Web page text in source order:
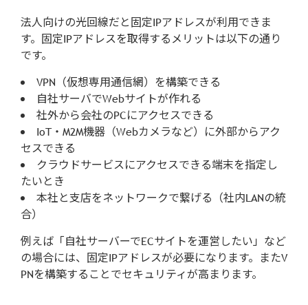
法人向けの光回線だと固定IPアドレスが利用できま
す。固定IPアドレスを取得するメリットは以下の通り
です。
VPN（仮想専用通信網）を構築できる
自社サーバでWebサイトが作れる
社外から会社のPCにアクセスできる
IoT・M2M機器（Webカメラなど）に外部からアク
セスできる
クラウドサービスにアクセスできる端末を指定し
たいとき
本社と支店をネットワークで繋げる（社内LANの統
合）
例えば「自社サーバーでECサイトを運営したい」など
の場合には、固定IPアドレスが必要になります。またV
PNを構築することでセキュリティが高まります。